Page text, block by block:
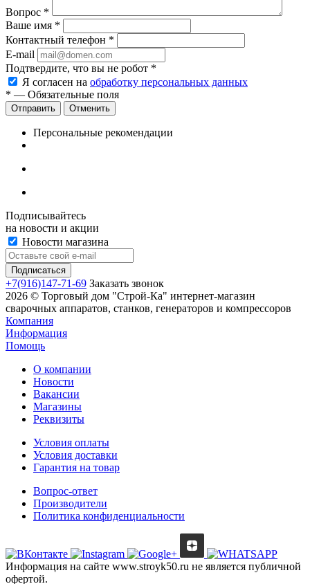
Вопрос *
Ваше имя *
Контактный телефон *
E-mail
Подтвердите, что вы не робот *
Я согласен на обработку персональных данных
* — Обязательные поля
Отменить
Персональные рекомендации
Подписывайтесь
на новости и акции
Новости магазина
+7(916)147-71-69 Заказать звонок
2026 © Торговый дом "Строй-Ка" интернет-магазин
сварочных аппаратов, станков, генераторов и компрессоров
Компания
Информация
Помощь
О компании
Новости
Вакансии
Магазины
Реквизиты
Условия оплаты
Условия доставки
Гарантия на товар
Вопрос-ответ
Производители
Политика конфиденциальности
Информация на сайте www.stroyk50.ru не является публичной
офертой.